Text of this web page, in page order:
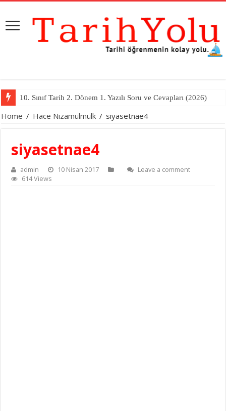
10. Sınıf Tarih 2. Dönem 1. Yazılı Soru ve Cevapları (2026)
Home / Hace Nizamülmülk / siyasetnae4
siyasetnae4
admin 10 Nisan 2017
Leave a comment
614 Views